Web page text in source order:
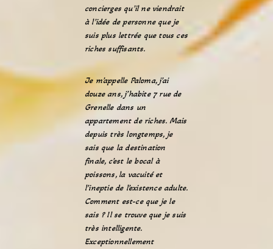
concierges qu’il ne viendrait
à l’idée de personne que je
suis plus lettrée que tous ces
riches suffisants.
Je m’appelle Paloma, j’ai
douze ans, j’habite 7 rue de
Grenelle dans un
appartement de riches. Mais
depuis très longtemps, je
sais que la destination
finale, c’est le bocal à
poissons, la vacuité et
l’ineptie de l’existence adulte.
Comment est-ce que je le
sais ? Il se trouve que je suis
très intelligente.
Exceptionnellement